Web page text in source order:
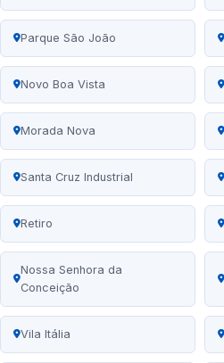
Parque São João
Novo Boa Vista
Morada Nova
Santa Cruz Industrial
Retiro
Nossa Senhora da
Conceição
Vila Itália